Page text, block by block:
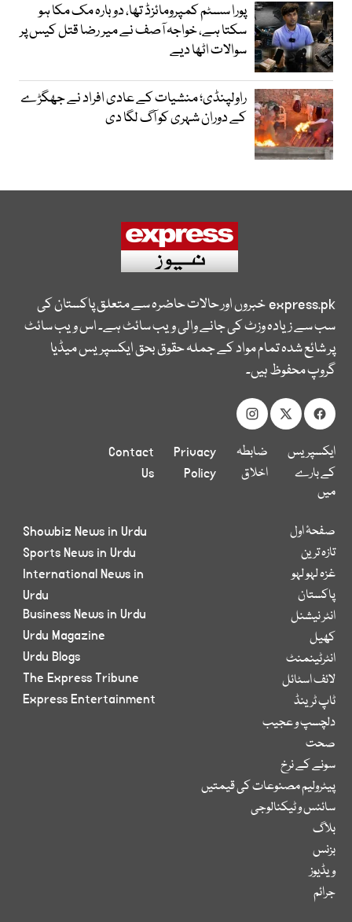
پورا سسٹم کمپرومائزڈ تھا، دوبارہ مک مکا ہو
سکتا ہے، خواجہ آصف نے میر رضا قتل کیس پر
سوالات اٹھا دیے
راولپنڈی؛ منشیات کے عادی افراد نے جھگڑے
کے دوران شہری کو آگ لگا دی
express.pkخبروں اور حالات حاضرہ سے متعلق پاکستان کی
سب سے زیادہ وزٹ کی جانے والی ویب سائٹ ہے۔ اس ویب سائٹ
پر شائع شدہ تمام مواد کے جملہ حقوق بحق ایکسپریس میڈیا
گروپ محفوظ ہیں۔
ایکسپریس
کے بارے
میں
ضابطہ
اخلاق
Privacy
Policy
Contact
Us
صفحۂ اول
تازہ ترین
غزہ لہو لہو
پاکستان
انٹر نیشنل
کھیل
انٹرٹینمنٹ
لائف اسٹائل
ٹاپ ٹرینڈ
دلچسپ و عجیب
صحت
سونے کے نرخ
پیٹرولیم مصنوعات کی قیمتیں
سائنس و ٹیکنالوجی
بلاگ
بزنس
ویڈیوز
جرائم
Showbiz News in Urdu
Sports News in Urdu
International News in
Urdu
Business News in Urdu
Urdu Magazine
Urdu Blogs
The Express Tribune
Express Entertainment